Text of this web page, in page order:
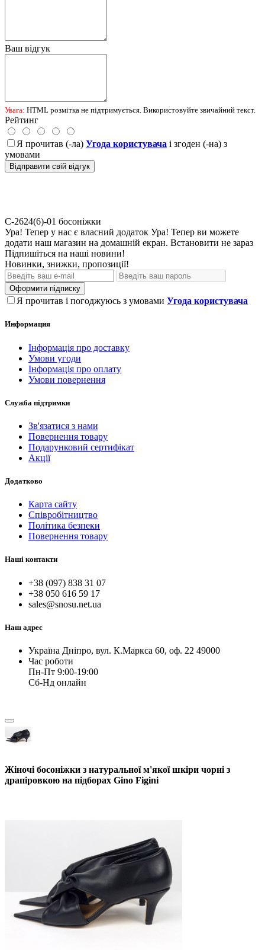
Ваш відгук
Увага: HTML розмітка не підтримується. Використовуйте звичайний текст.
Рейтинг
Я прочитав (-ла) Угода користувача і згоден (-на) з
умовами
Відправити свій відгук
С-2624(6)-01 босоніжки
Ура! Тепер у нас є власний додаток Ура! Тепер ви можете
додати наш магазин на домашній екран. Встановити не зараз
Підпишіться на наші новини!
Новинки, знижки, пропозиції!
Оформити підписку
Я прочитав і погоджуюсь з умовами Угода користувача
Информация
Інформація про доставку
Умови угоди
Інформація про оплату
Умови повернення
Служба підтримки
Зв'язатися з нами
Повернення товару
Подарунковий сертифікат
Акції
Додатково
Карта сайту
Співробітництво
Політика безпеки
Повернення товару
Наші контакти
+38 (097) 838 31 07
+38 050 616 59 17
sales@snosu.net.ua
Наш адрес
Україна Дніпро, вул. К.Маркса 60, оф. 22 49000
Час роботи
Пн-Пт 9:00-19:00
Сб-Нд онлайн
Жіночі босоніжки з натуральної м'якої шкіри чорні з
драпіровкою на підборах Gino Figini